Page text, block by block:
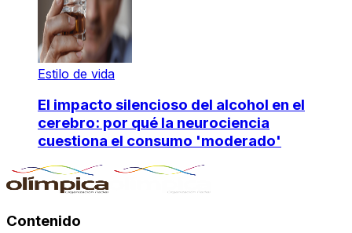
Estilo de vida
El impacto silencioso del alcohol en el
cerebro: por qué la neurociencia
cuestiona el consumo 'moderado'
Contenido